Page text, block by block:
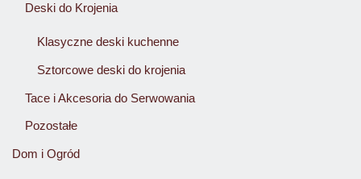
Deski do Krojenia
Klasyczne deski kuchenne
Sztorcowe deski do krojenia
Tace i Akcesoria do Serwowania
Pozostałe
Dom i Ogród